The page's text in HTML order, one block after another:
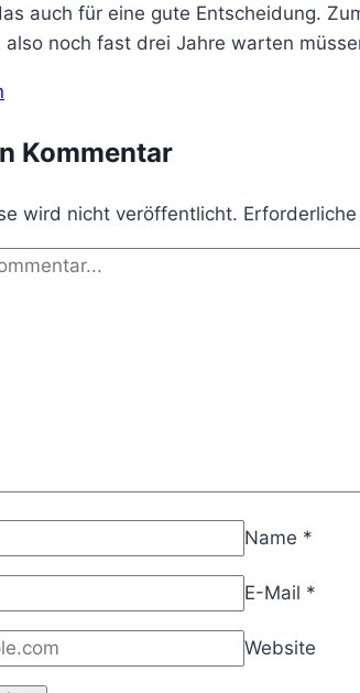
auch für eine gute Entscheidung.
also noch fast drei Jahre warten
Kommentar
wird nicht veröffentlicht.
Name *
E-Mail *
Website